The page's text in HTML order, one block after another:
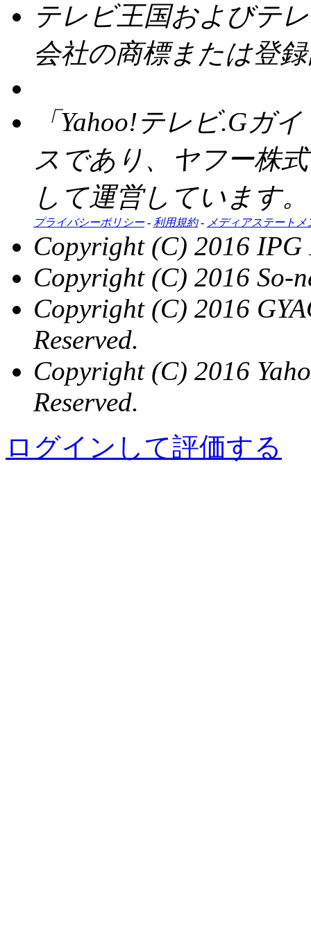
テレビ王国およびテ
会社の商標または登
「Yahoo!テレビ.Gガ
スであり、ヤフー株
して運営しています。
プライバシーポリシー- 利用規約- メディアステートメ
Copyright (C) 2016 IPG
Copyright (C) 2016 So-
Copyright (C) 2016
Reserved.
Copyright (C) 2016
Reserved.
ログインして評価する